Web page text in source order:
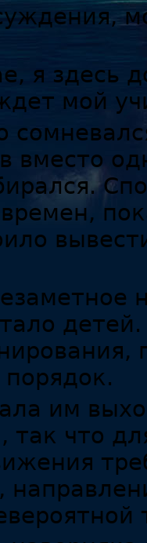
я здесь
мой
вместо
им
так что